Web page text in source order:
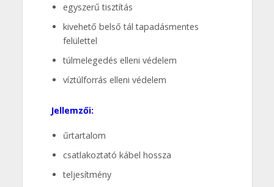
egyszerű tisztítás
kivehető belső tál tapadásmentes
felülettel
túlmelegedés elleni védelem
víztúlforrás elleni védelem
Jellemzői:
űrtartalom
csatlakoztató kábel hossza
teljesítmény